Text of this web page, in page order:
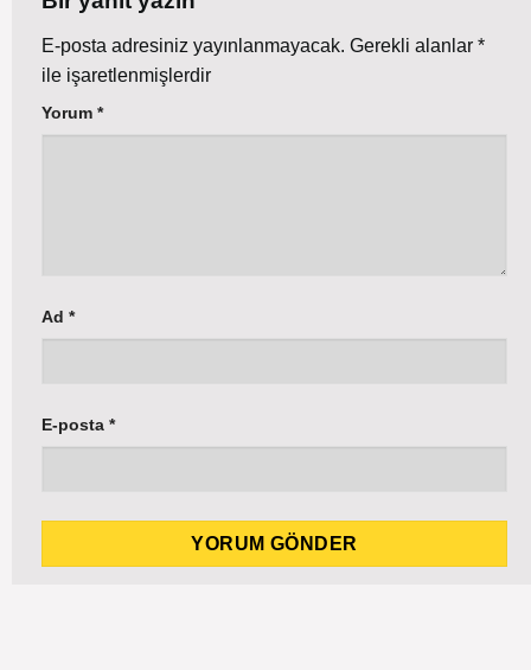
E-posta adresiniz yayınlanmayacak. Gerekli alanlar *
ile işaretlenmişlerdir
Yorum *
Ad *
E-posta *